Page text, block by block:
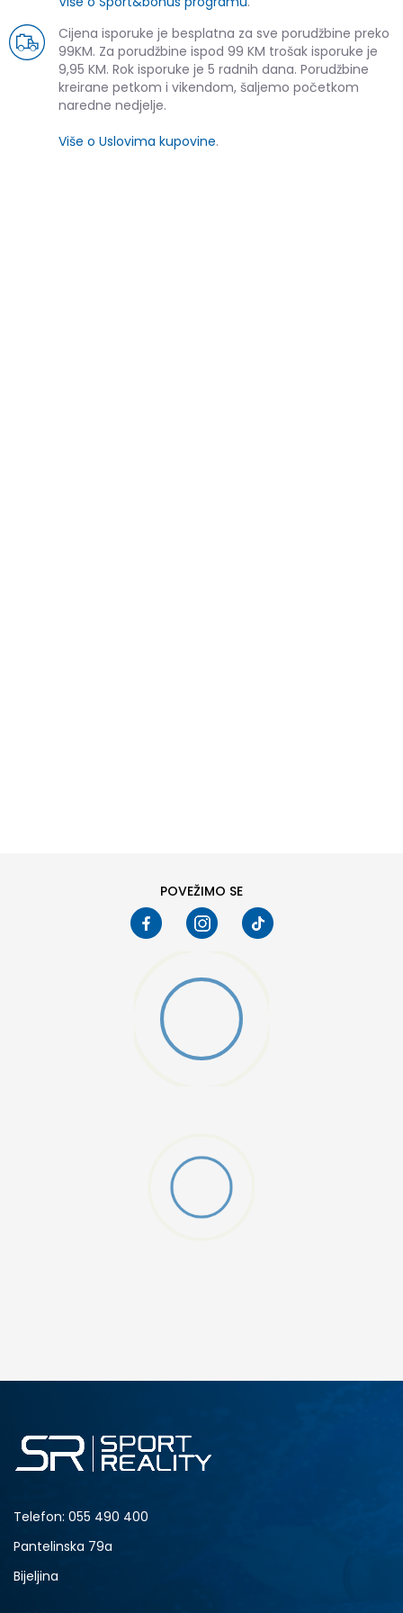
Cijena isporuke je besplatna za sve porudžbine preko
99KM. Za porudžbine ispod 99 KM trošak isporuke je
9,95 KM. Rok isporuke je 5 radnih dana. Porudžbine
kreirane petkom i vikendom, šaljemo početkom
naredne nedjelje.
Više o Uslovima kupovine.
POVEŽIMO SE
Telefon: 055 490 400
Pantelinska 79a
Bijeljina